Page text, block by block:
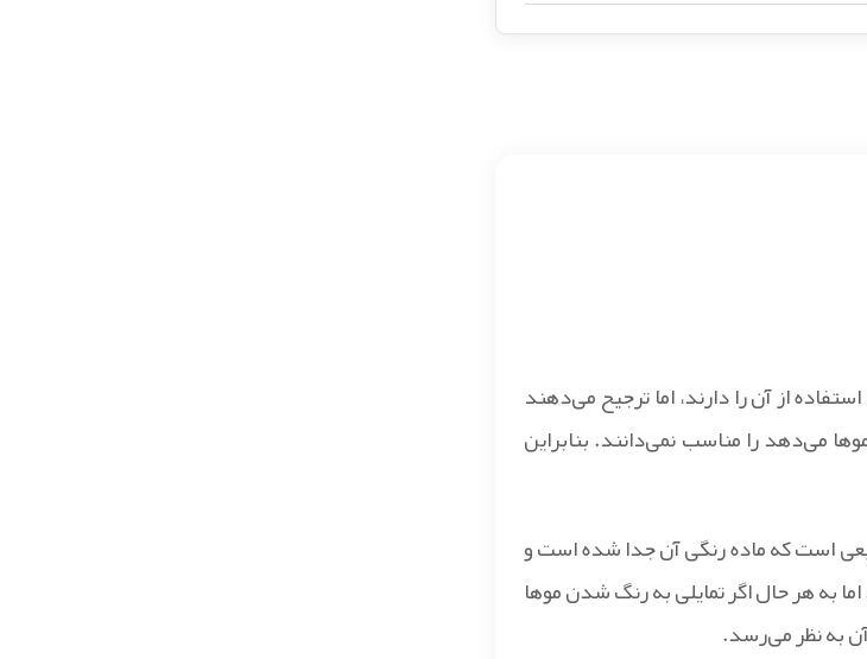
از آن را دارند، اما ترجیح می‌دهند
می‌دهد را مناسب نمی‌دانند. بنابراین
است که ماده رنگی آن جدا شده است و
به هر حال اگر تمایلی به رنگ شدن موها
به نظر می‌رسد.